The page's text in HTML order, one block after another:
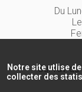
Du
Sur rdv
Notre site utlise
collecter des